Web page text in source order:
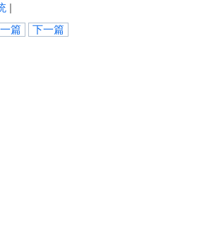
|
一篇
下一篇